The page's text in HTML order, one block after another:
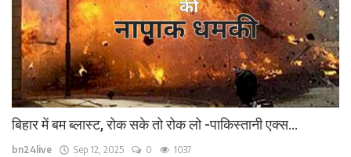
बिहार में बम ब्लास्ट, रोक सके तो रोक लो -पाकिस्तानी एक्स...
bn24live Sep 12, 2025 0 1037